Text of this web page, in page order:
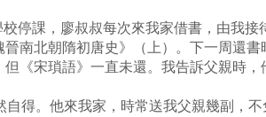
課，廖叔叔每次來我家借書，由我接
南北朝隋初唐史》（上）。下一周還
《宋瑣語》一直未還。我告訴父親時
。他來我家，時常送我父親幾副，不